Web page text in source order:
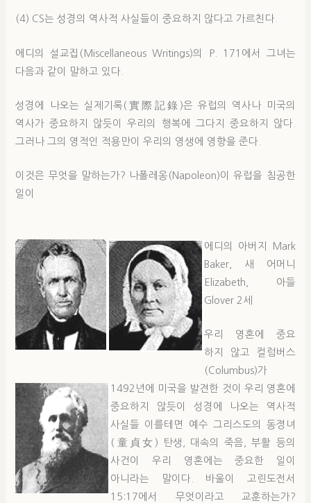
(4) CS는 성경의 역사적 사실들이 중요하지 않다고 가르친다.
에디의 설교집(Miscellaneous Writings)의 P. 171에서 그녀는
다음과 같이 말하고 있다.
성경에 나오는 실제기록(實際記錄)은 유럽의 역사나 미국의
역사가 중요하지 않듯이 우리의 행복에 그다지 중요하지 않다.
그러나 그의 영적인 적용만이 우리의 영생에 영향을 준다.
이것은 무엇을 말하는가? 나폴레옹(Napoleon)이 유럽을 침공한
일이
에디의 아버지 Mark
Baker, 새 어머니
Elizabeth, 아들
Glover 2세
우리 영혼에 중요
하지 않고 컬럼버스
(Columbus)가
1492년에 미국을 발견한 것이 우리 영혼에
중요하지 않듯이 성경에 나오는 역사적
사실들 이를테면 예수 그리스도의 동졍녀
(童貞女) 탄생, 대속의 죽음, 부활 등의
사건이 우리 영혼에는 중요한 일이
아니라는 말이다. 바울이 고린도전서
15:17에서 무엇이라고 교훈하는가?